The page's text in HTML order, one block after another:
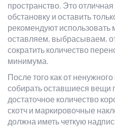
пространство. Это
обстановку и оставить
рекомендуют использовать
оставляем, выбрасываем,
сократить количество
минимума.
После того как от
собирать оставшиеся вещи
достаточное количество
скотч и маркировочные
должна иметь четкую